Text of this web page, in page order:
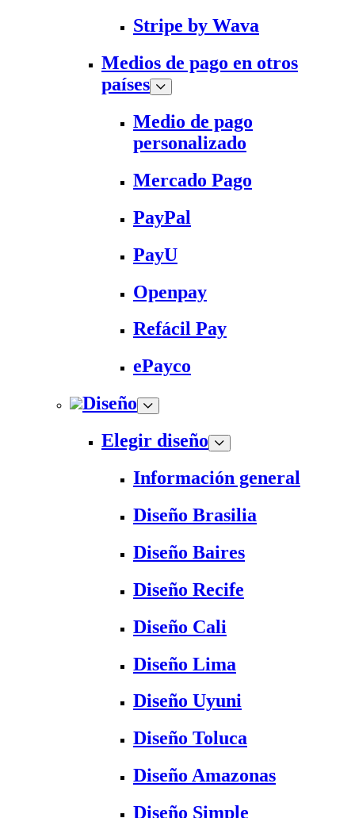
Stripe by Wava
Medios de pago en otros
países
Medio de pago
personalizado
Mercado Pago
PayPal
PayU
Openpay
Refácil Pay
ePayco
Diseño
Elegir diseño
Información general
Diseño Brasilia
Diseño Baires
Diseño Recife
Diseño Cali
Diseño Lima
Diseño Uyuni
Diseño Toluca
Diseño Amazonas
Diseño Simple